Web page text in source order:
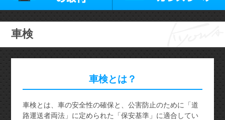
車検
車検とは？
車検とは、車の安全性の確保と、公害防止のために「道
路運送者両法」に定められた「保安基準」に適合してい